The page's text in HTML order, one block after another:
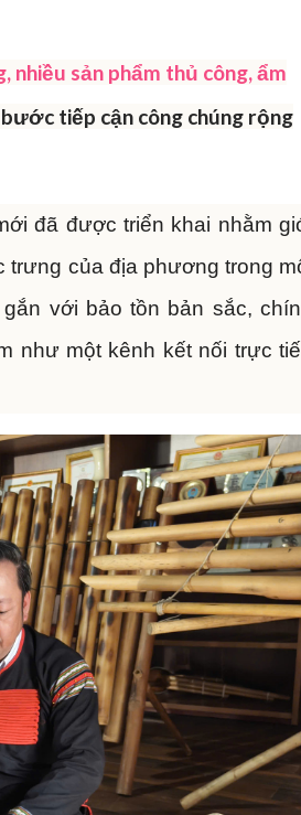
nhiều sản phẩm thủ công, ẩm
tiếp cận công chúng rộng
đã được triển khai nhằm
trưng của địa phương trong
với bảo tồn bản sắc,
như một kênh kết nối trực